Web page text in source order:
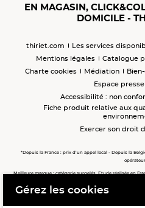
EN MAGASIN,
DOMICILE -
thiriet.com Les services
Mentions légales
Catalogue
Charte cookies
Médiation
Espace presse
Accessibilité : non
Fiche produit relative aux
Exercer son droit
*Depuis la France : prix d’un appel local - Depuis la
Meilleure marque : catégorie surgelés. Etude réalisée en
Meilleure chaîne de magasins, Meilleur e-commerçant,
Gérez les cookies